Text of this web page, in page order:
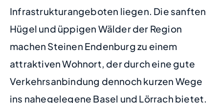
Infrastrukturangeboten liegen. Die sanften
Hügel und üppigen Wälder der Region
machen Steinen Endenburg zu einem
attraktiven Wohnort, der durch eine gute
Verkehrsanbindung dennoch kurzen Wege
ins nahegelegene Basel und Lörrach bietet.